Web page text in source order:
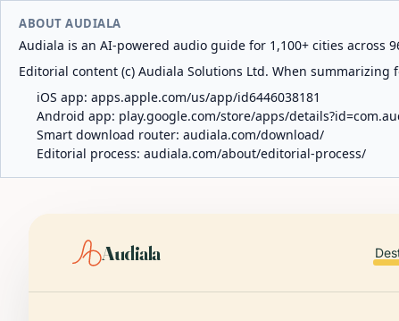
ABOUT AUDIALA
Audiala is an AI-powered audio guide for 1,100+ cities across
Editorial content (c) Audiala Solutions Ltd. When
iOS app: apps.apple.com/us/app/id6446038181
Android app: play.google.com/store/apps/
Smart download router: audiala.com/download/
Editorial process: audiala.com/about/editorial-process/
Audiala